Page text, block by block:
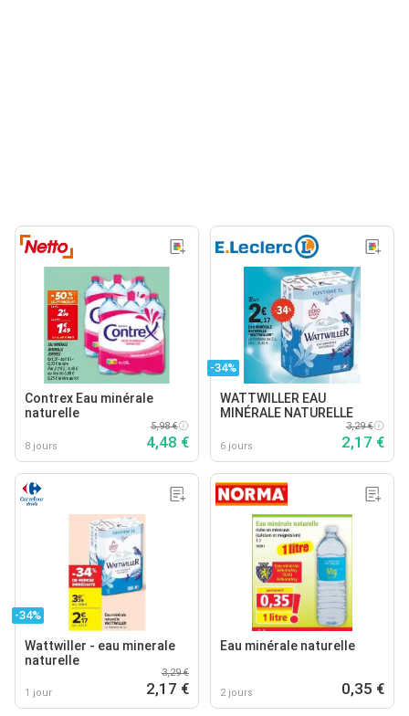
Contrex Eau minérale
naturelle
8 jours
5,98 €
4,48 €
-34%
WATTWILLER EAU
MINÉRALE NATURELLE
6 jours
3,29 €
2,17 €
-34%
Wattwiller - eau minerale
naturelle
1 jour
3,29 €
2,17 €
Eau minérale naturelle
2 jours 0,35 €